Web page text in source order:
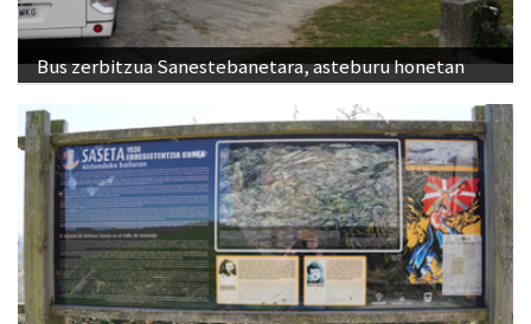
Bus zerbitzua Sanestebanetara, asteburu honetan